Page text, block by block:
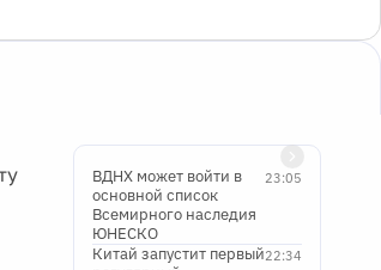
23:05
ВДНХ может войти в
основной список
Всемирного наследия
ЮНЕСКО
22:34
Китай запустит первый